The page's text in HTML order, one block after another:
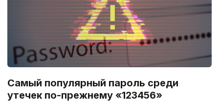
Самый популярный пароль среди
утечек по-прежнему «123456»